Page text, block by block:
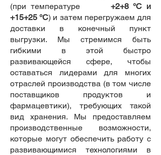
(при температуре +2+8 °C и
+15+25 °C) и затем перегружаем для
доставки в конечный пункт
выгрузки. Мы стремимся быть
гибкими в этой быстро
развивающейся сфере, чтобы
оставаться лидерами для многих
отраслей производства (в том числе
поставщиков продуктов и
фармацевтики), требующих такой
вид хранения. Мы предоставляем
производственные возможности,
которые могут обеспечить работу с
развивающимися технологиями в